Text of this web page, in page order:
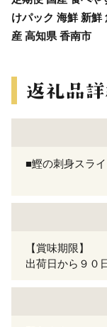
けパック 海鮮 新鮮
産 高知県 香南市
■鰹の刺身スラ
【賞味期限】
出荷日から９０